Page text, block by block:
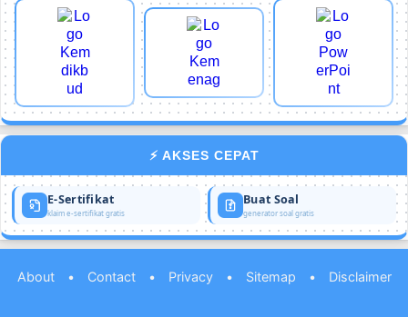
⚡ AKSES CEPAT
E-Sertifikat
klaim e-sertifikat gratis
Buat Soal
generator soal gratis
About • Contact • Privacy • Sitemap • Disclaimer